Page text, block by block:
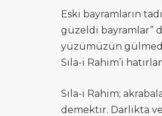
Eski bayramların
güzeldi bayramlar”
yüzümüzün
Sıla-i Rahim’i
Sıla-i Rahim;
demektir. Darlıkta